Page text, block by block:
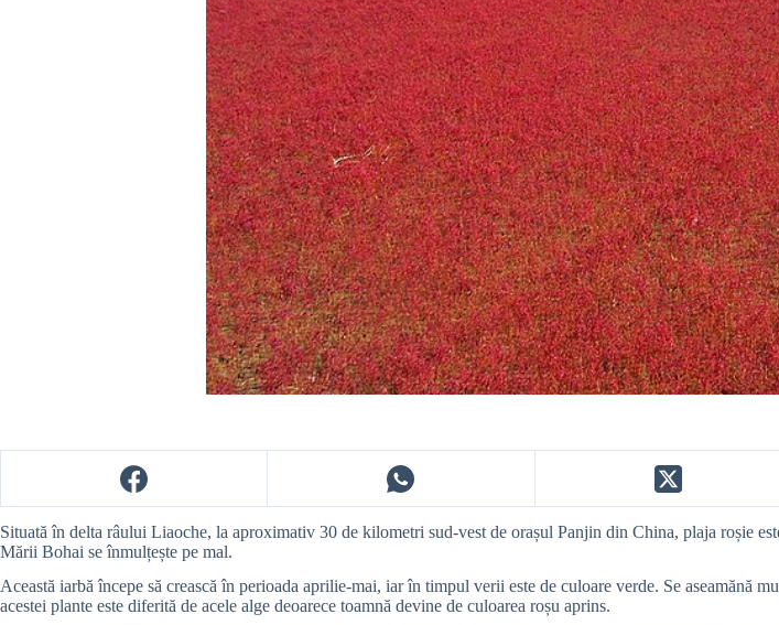
Situată în delta râului Liaoche, la aproximativ 30 de kilometri sud-vest de orașul Panjin din China, plaja roșie
Mării Bohai se înmulțește pe mal.
Această iarbă începe să crească în perioada aprilie-mai, iar în timpul verii este de culoare verde. Se aseamănă
acestei plante este diferită de acele alge deoarece toamnă devine de culoarea roșu aprins.